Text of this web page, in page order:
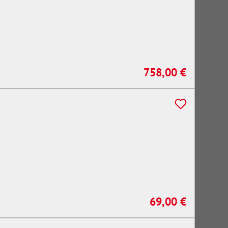
Regulärer Preis:
758,00 €
Regulärer Preis:
69,00 €